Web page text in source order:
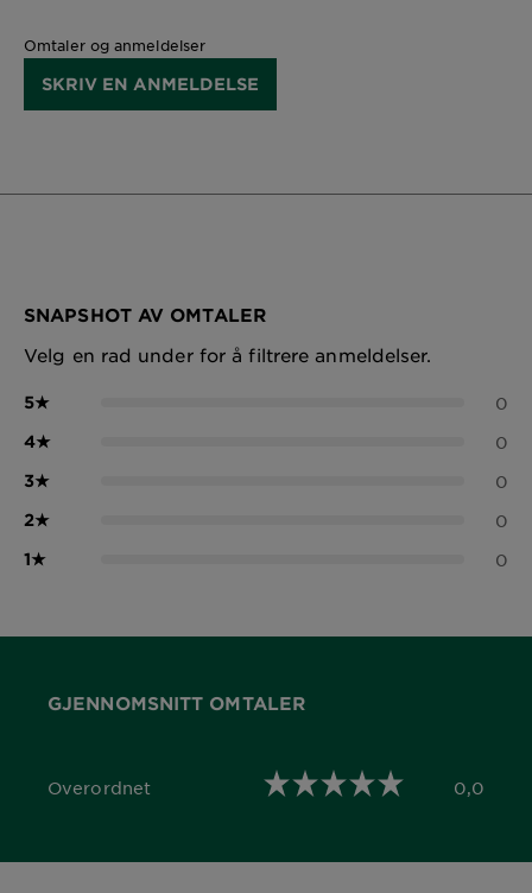
Omtaler og anmeldelser
SKRIV EN ANMELDELSE
SNAPSHOT AV OMTALER
Velg en rad under for å filtrere anmeldelser.
5★ 0
4★ 0
3★ 0
2★ 0
1★ 0
GJENNOMSNITT OMTALER
Overordnet
0,0 out of 5 stars 0,0